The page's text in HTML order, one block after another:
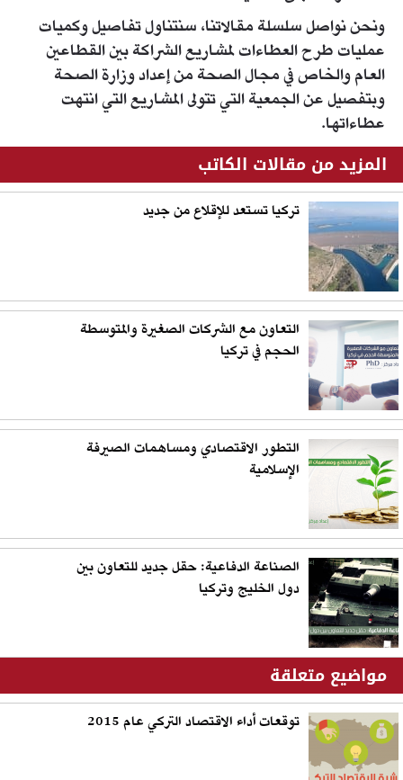
ونحن نواصل سلسلة مقالاتنا، سنتناول تفاصيل وكميات
عمليات طرح العطاءات لمشاريع الشراكة بين القطاعين
العام والخاص في مجال الصحة من إعداد وزارة الصحة
وبتفصيل عن الجمعية التي تتولى المشاريع التي انتهت
عطاءاتها.
المزيد من مقالات الكاتب
تركيا تستعد للإقلاع من جديد
التعاون مع الشركات الصغيرة والمتوسطة
الحجم في تركيا
التطور الاقتصادي ومساهمات الصيرفة
الإسلامية
الصناعة الدفاعية: حقل جديد للتعاون بين
دول الخليج وتركيا
مواضيع متعلقة
توقعات أداء الاقتصاد التركي عام 2015